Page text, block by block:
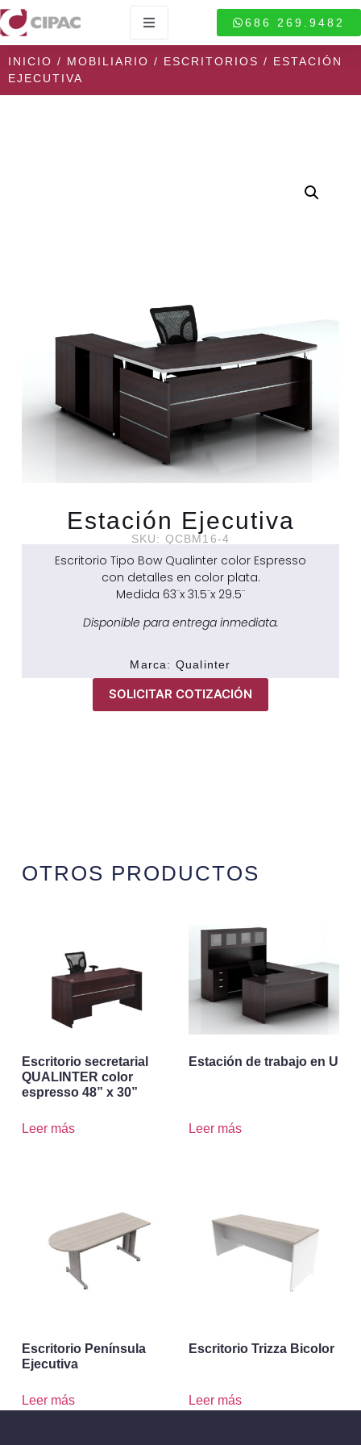
686 269.9482
INICIO / MOBILIARIO / ESCRITORIOS / ESTACIÓN
EJECUTIVA
Estación Ejecutiva
SKU: QCBM16-4
Escritorio Tipo Bow Qualinter color Espresso
con detalles en color plata.
Medida 63¨x 31.5¨x 29.5¨
Disponible para entrega inmediata.
Marca: Qualinter
SOLICITAR COTIZACIÓN
OTROS PRODUCTOS
Escritorio secretarial
QUALINTER color
espresso 48” x 30”
Leer más
Estación de trabajo en U
Leer más
Escritorio Península
Ejecutiva
Leer más
Escritorio Trizza Bicolor
Leer más